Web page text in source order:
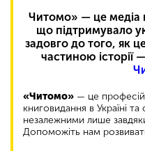
Читомо» — це медіа
що підтримувало
задовго до того, як
частиною історії
«Читомо» — це
книговидання в Україні
незалежними лише
Допоможіть нам